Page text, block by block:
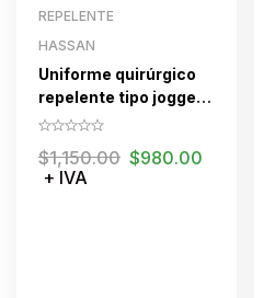
REPELENTE
HASSAN
Uniforme quirúrgico
repelente tipo jogger
ROJO con cierre para
$1,150.00 $980.00
+ IVA